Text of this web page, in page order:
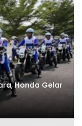
Honda Gelar